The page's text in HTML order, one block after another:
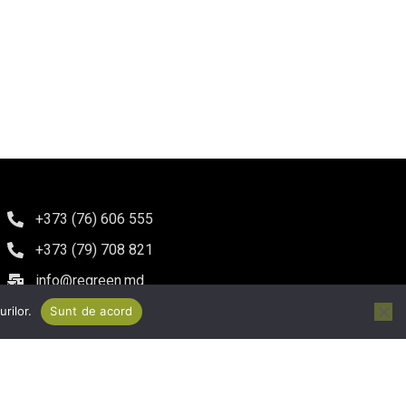
+373 (76) 606 555
+373 (79) 708 821
info@regreen.md
Chișinău, bd. Iuri Gagarin 10, of. 302
Sunt de acord